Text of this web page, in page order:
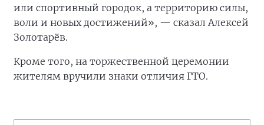
или спортивный городок, а территорию силы,
воли и новых достижений», — сказал Алексей
Золотарёв.
Кроме того, на торжественной церемонии
жителям вручили знаки отличия ГТО.